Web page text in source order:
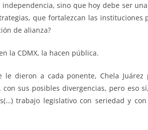
sino que hoy debe ser
que fortalezcan las
de alianza?
la CDMX, la hacen pública.
le dieron a cada ponente, Chela
sus posibles divergencias, pero eso
trabajo legislativo con seriedad y